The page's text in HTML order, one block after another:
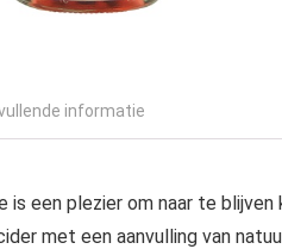
informatie
een plezier om naar te
met een aanvulling van